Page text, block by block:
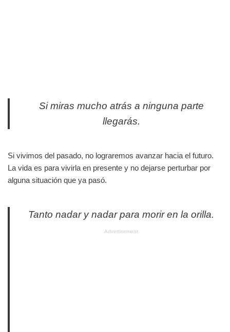
Si miras mucho atrás a ninguna parte
llegarás.
Si vivimos del pasado, no lograremos avanzar hacia el futuro.
La vida es para vivirla en presente y no dejarse perturbar por
alguna situación que ya pasó.
Tanto nadar y nadar para morir en la orilla.
Advertisement